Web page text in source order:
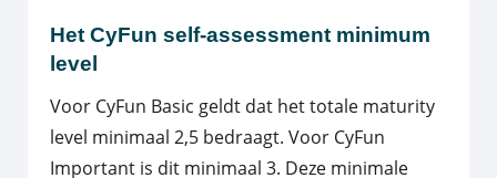
Het CyFun self-assessment minimum
level
Voor CyFun Basic geldt dat het totale maturity
level minimaal 2,5 bedraagt. Voor CyFun
Important is dit minimaal 3. Deze minimale